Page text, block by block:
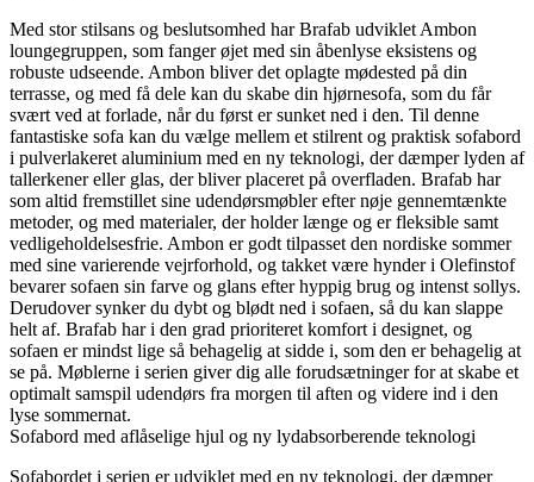
Med stor stilsans og beslutsomhed har Brafab udviklet Ambon
loungegruppen, som fanger øjet med sin åbenlyse eksistens og
robuste udseende. Ambon bliver det oplagte mødested på din
terrasse, og med få dele kan du skabe din hjørnesofa, som du får
svært ved at forlade, når du først er sunket ned i den. Til denne
fantastiske sofa kan du vælge mellem et stilrent og praktisk sofabord
i pulverlakeret aluminium med en ny teknologi, der dæmper lyden af
tallerkener eller glas, der bliver placeret på overfladen. Brafab har
som altid fremstillet sine udendørsmøbler efter nøje gennemtænkte
metoder, og med materialer, der holder længe og er fleksible samt
vedligeholdelsesfrie. Ambon er godt tilpasset den nordiske sommer
med sine varierende vejrforhold, og takket være hynder i Olefinstof
bevarer sofaen sin farve og glans efter hyppig brug og intenst sollys.
Derudover synker du dybt og blødt ned i sofaen, så du kan slappe
helt af. Brafab har i den grad prioriteret komfort i designet, og
sofaen er mindst lige så behagelig at sidde i, som den er behagelig at
se på. Møblerne i serien giver dig alle forudsætninger for at skabe et
optimalt samspil udendørs fra morgen til aften og videre ind i den
lyse sommernat.
Sofabord med aflåselige hjul og ny lydabsorberende teknologi
Sofabordet i serien er udviklet med en ny teknologi, der dæmper